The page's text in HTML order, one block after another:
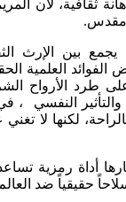
إهانة ثقافية، لأن
مقدس.
بين الإرث
الفوائد العلمية
على طرد الأرواح
النفسي ،
لكنها لا
أداة رمزية
حقيقياً ضد